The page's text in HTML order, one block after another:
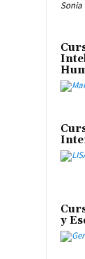
Sonia
y